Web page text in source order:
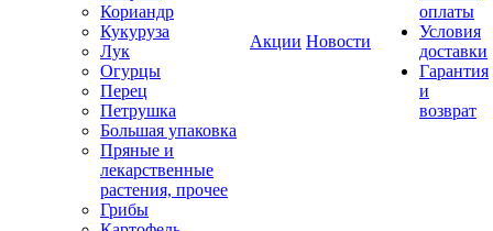
Кориандр
Кукуруза
Лук
Огурцы
Перец
Петрушка
Большая упаковка
Пряные и
лекарственные
растения, прочее
Грибы
Акции Новости
оплаты
Условия
доставки
Гарантия
и
возврат